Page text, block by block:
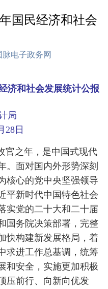
国民经济和社会
脉电子政务网
济和社会发展统计公报
局
28日
官之年，是中国式现代
。面对国内外形势深刻
核心的党中央坚强领导
平新时代中国特色社会
实党的二十大和二十届
国务院决策部署，完整
快构建新发展格局，着
求进工作总基调，统筹
和安全，实施更加积极
压前行、向新向优发